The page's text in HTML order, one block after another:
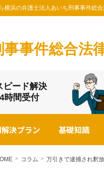
横浜の弁護士法人あいち刑事事件総
事件総合法
ピード解決
時間受付
決プラン 基礎知識
コラム 万引きで逮捕され釈